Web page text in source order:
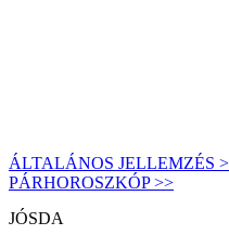
ÁLTALÁNOS JELLEMZÉS
PÁRHOROSZKÓP >>
JÓSDA